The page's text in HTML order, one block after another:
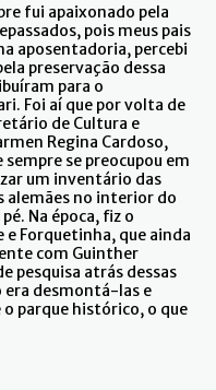
fui apaixonado pela
pois meus pais
aposentadoria, percebi
preservação dessa
para o
Foi aí que por volta de
de Cultura e
Regina Cardoso,
se preocupou em
um inventário das
alemães no interior do
Na época, fiz o
Forquetinha, que ainda
com Guinther
pesquisa atrás dessas
desmontá-las e
parque histórico, o que